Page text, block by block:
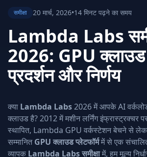
समीक्षा 20 मार्च, 2026•14 मिनट पढ़ने का समय
Lambda Labs
2026: GPU क्लाउड
प्रदर्शन और निर्णय
क्या Lambda Labs2026 में आपके AI
क्लाउड है? 2012 में मशीन लर्निंग इंफ्रास्ट्रक्चर
स्थापित, Lambda GPU वर्कस्टेशन बेचने से
सम्मानित GPU क्लाउड प्लेटफॉर्ममें से एक
व्यापक Lambda Labs समीक्षामें, हम मूल्य